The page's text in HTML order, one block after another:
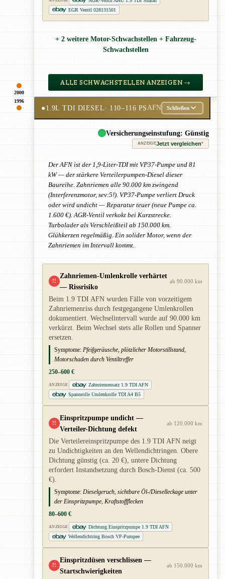
2000
EGR Ventil 028131501
+ 2 weitere Motor-Schwachstellen + Fahrzeug-
Schwachstellen
ALLE SCHWACHSTELLEN ANZEIGEN →
1996
●1.9L TDI DIESEL· 110–116 PSAFN Schließen
Versicherungseinstufung: Günstig
ANZEIGEJetzt vergleichen*
Der AFN ist der 1,9-Liter-TDI mit VP37-Pumpe und 81
kW — der stärkere Verteilerpumpen-Diesel dieser
Baureihe. Zahnriemen alle 90.000 km zwingend
(Interferenzmotor, sev:5!). VP37-Pumpe verliert Druck
oder wird undicht — Reparatur teuer (neue Pumpe ca.
1.600 €). AGR-Ventil verkokt bei Kurzstrecke.
Turbolader als Verschleißteil ab 150.000 km.
Glühkerzen regelmäßig. Ein solider Motor, wenn der
Zahnriemen im Intervall kommt.
!!
Zahnriemen-Umlenkrolle verhärtet
— Rissrisiko
ab 90.000 km
Beim 1.9 TDI AFN wurden Fälle von vorzeitigem
Zahnriemenriss durch festgegangene Umlenkrollen
dokumentiert. Wechselintervall wurde auf 90.000 km
verkürzt. Beim Wechsel stets alle Rollen und Spanner
ersetzen.
Symptome: Pfeifgeräusche, plötzlicher Motorstillstand,
Motorschaden durch Ventiltreffer
250–600 €
ANZEIGE
Zahnriemensatz 1.9 TDI AFN
Spannrolle Umlenkrolle TDI A4 B5
!!
Einspritzpumpe undicht —
Verteiler-Dichtung defekt
ab 120.000 km
Die Verteilereinspritzpumpe des 1.9 TDI AFN neigt
zu Undichtigkeiten an den Wellendichtringen. Obere
Dichtung günstig (ca. 20 €), untere Dichtung
erfordert Instandsetzung durch Bosch-Dienst (ca. 500
€).
Symptome: Dieselgeruch, sichtbare Öl-/Dieselleckage unter
der Einspritzpumpe, Kraftstoffflecken
80–600 €
ANZEIGE
Dichtung Einspritzpumpe 1.9 TDI AFN
Wellendichtring Bosch VP-Pumpee
!!
Einspritzdüsen verschlissen —
Startschwierigkeiten
ab 150.000 km